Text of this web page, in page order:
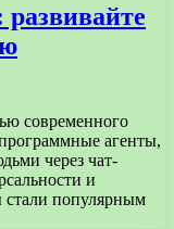
современного
агенты,
через чат-
и
стали популярным